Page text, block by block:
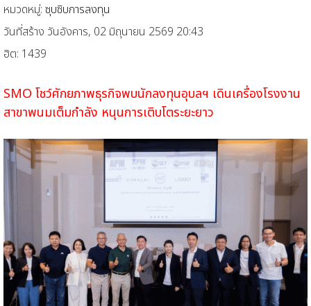
หมวดหมู่: ซุบซิบการลงทุน
วันที่สร้าง วันอังคาร, 02 มิถุนายน 2569 20:43
ฮิต: 1439
SMO โชว์ศักยภาพธุรกิจพบนักลงทุนอุบลฯ เดินเครื่องโรงงาน
สาขาพนมเต็มกำลัง หนุนการเติบโตระยะยาว